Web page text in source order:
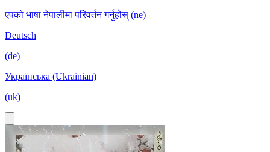
एपको भाषा नेपालीमा परिवर्तन गर्नुहोस् (ne)
Deutsch
(de)
Українська (Ukrainian)
(uk)